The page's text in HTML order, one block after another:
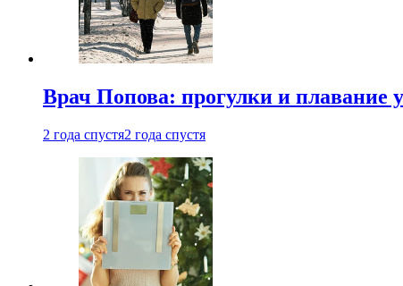
Врач Попова: прогулки и плавание
2 года спустя2 года спустя